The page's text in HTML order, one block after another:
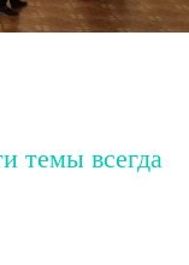
темы всегда